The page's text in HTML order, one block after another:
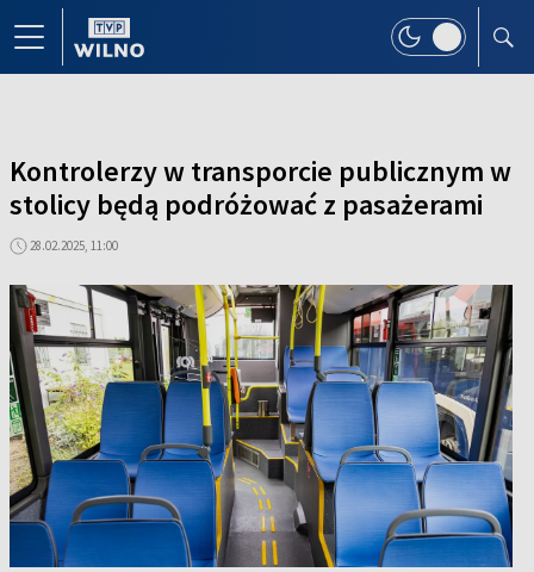
Kontrolerzy w transporcie publicznym w
stolicy będą podróżować z pasażerami
28.02.2025, 11:00